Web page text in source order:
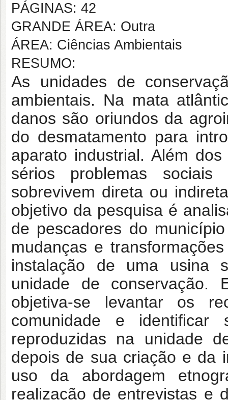
PÁGINAS: 42
GRANDE ÁREA: Outra
ÁREA: Ciências Ambientais
RESUMO:
As unidades de
ambientais. Na mata
danos são oriundos da
do desmatamento para
aparato industrial. Além
sérios problemas
sobrevivem direta ou
objetivo da pesquisa é
de pescadores do
mudanças e
instalação de uma usina
unidade de conservação.
objetiva-se levantar os
comunidade e identificar
reproduzidas na unidade
depois de sua criação e da
uso da abordagem
realização de entrevistas e